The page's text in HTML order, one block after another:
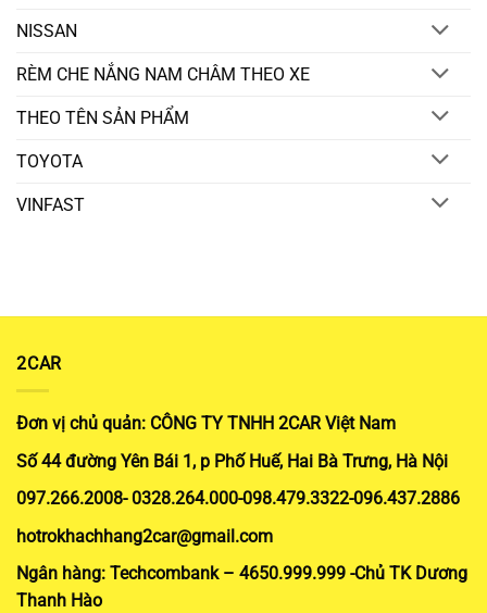
NISSAN
RÈM CHE NẮNG NAM CHÂM THEO XE
THEO TÊN SẢN PHẨM
TOYOTA
VINFAST
2CAR
Đơn vị chủ quản: CÔNG TY TNHH 2CAR Việt Nam
Số 44 đường Yên Bái 1, p Phố Huế, Hai Bà Trưng, Hà Nội
097.266.2008- 0328.264.000-098.479.3322-096.437.2886
hotrokhachhang2car@gmail.com
Ngân hàng: Techcombank – 4650.999.999 -Chủ TK Dương
Thanh Hào